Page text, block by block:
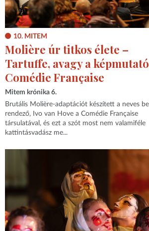
10. MITEM
Molière úr titkos élete –
Tartuffe, avagy a
Comédie Française
Mitem krónika 6.
Brutális Molière-adaptációt készített a neves
rendező, Ivo van Hove a Comédie Française
társulatával, és ezt a szót most nem valamiféle
kattintásvadász me...